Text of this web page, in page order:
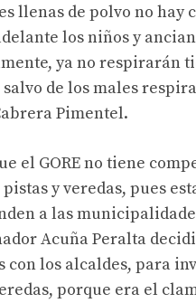
llenas de polvo no hay
los niños y
ya no respirarán
de los males
Pimentel.
el GORE no tiene
y veredas, pues
a las
Acuña Peralta
con los alcaldes, para
porque era el